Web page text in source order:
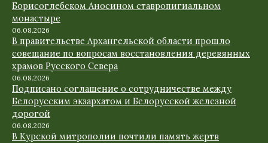
Борисоглебском Аносином ставропигиальном
монастыре
06.08.2026
В правительстве Архангельской области прошло
совещание по вопросам восстановления деревянных
храмов Русского Севера
06.08.2026
Подписано соглашение о сотрудничестве между
Белорусским экзархатом и Белорусской железной
дорогой
06.08.2026
В Курской митрополии почтили память жертв